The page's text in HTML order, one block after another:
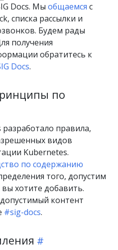
Docs. Мы общаемся с
списка рассылки и
Будем рады
получения
обратитесь к
Docs.
по
правила,
видов
Kubernetes.
по содержанию
того, допустим
хотите добавить.
контент
#sig-docs.